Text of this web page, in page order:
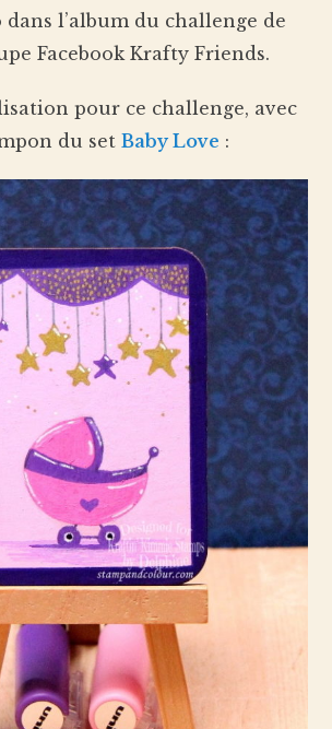
l’album du challenge de
Facebook Krafty Friends.
pour ce challenge, avec
du set Baby Love :